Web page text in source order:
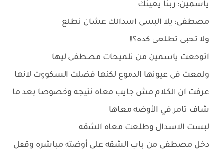
ياسمين: ربنا يعينك
مصطفى: يلا البسى اسدالك عشان نطلع
ولا تحبى تطلعى كده؟!!
اتوجعت ياسمين من تلميحات مصطفى ليها
ولمعت فى عيونها الدموع لكنها فضلت السكووت لانها
عرفت ان الكلام مش جايب معاه نتيجه وخصوصا بعد ما
شاف تامر في الأوضه معاها
لبست الاسدال وطلعت معاه الشقه
دخل مصطفى من باب الشقه على أوضته مباشره وقفل